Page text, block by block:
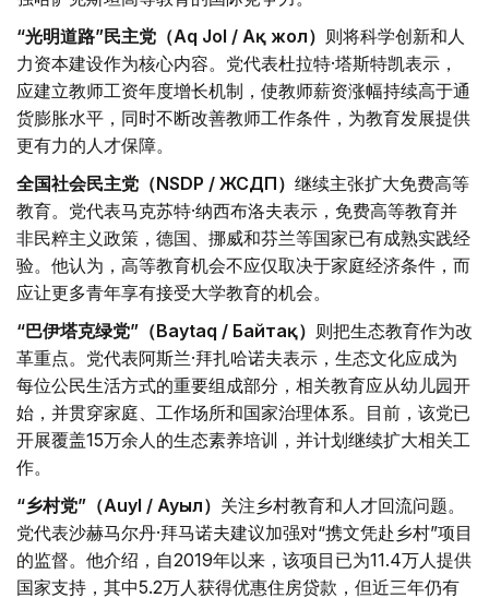
“光明道路”民主党（Aq Jol / Ақ жол） 则将科学创新和人
力资本建设作为核心内容。党代表杜拉特·塔斯特凯表示，
应建立教师工资年度增长机制，使教师薪资涨幅持续高于通
货膨胀水平，同时不断改善教师工作条件，为教育发展提供
更有力的人才保障。
全国社会民主党（NSDP / ЖСДП） 继续主张扩大免费高等
教育。党代表马克苏特·纳西布洛夫表示，免费高等教育并
非民粹主义政策，德国、挪威和芬兰等国家已有成熟实践经
验。他认为，高等教育机会不应仅取决于家庭经济条件，而
应让更多青年享有接受大学教育的机会。
“巴伊塔克绿党”（Baytaq / Байтақ） 则把生态教育作为改
革重点。党代表阿斯兰·拜扎哈诺夫表示，生态文化应成为
每位公民生活方式的重要组成部分，相关教育应从幼儿园开
始，并贯穿家庭、工作场所和国家治理体系。目前，该党已
开展覆盖15万余人的生态素养培训，并计划继续扩大相关工
作。
“乡村党”（Auyl / Ауыл） 关注乡村教育和人才回流问题。
党代表沙赫马尔丹·拜马诺夫建议加强对“携文凭赴乡村”项目
的监督。他介绍，自2019年以来，该项目已为11.4万人提供
国家支持，其中5.2万人获得优惠住房贷款，但近三年仍有